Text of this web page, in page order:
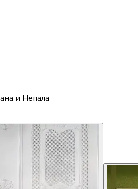
и Непала